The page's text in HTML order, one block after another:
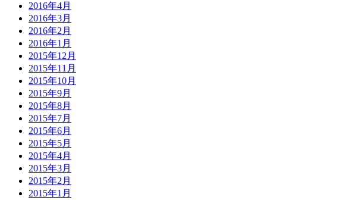
2016年4月
2016年3月
2016年2月
2016年1月
2015年12月
2015年11月
2015年10月
2015年9月
2015年8月
2015年7月
2015年6月
2015年5月
2015年4月
2015年3月
2015年2月
2015年1月